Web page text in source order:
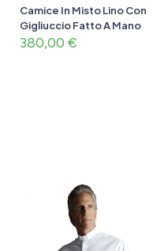
Camice In Misto Lino Con
Gigliuccio Fatto A Mano
380,00 €